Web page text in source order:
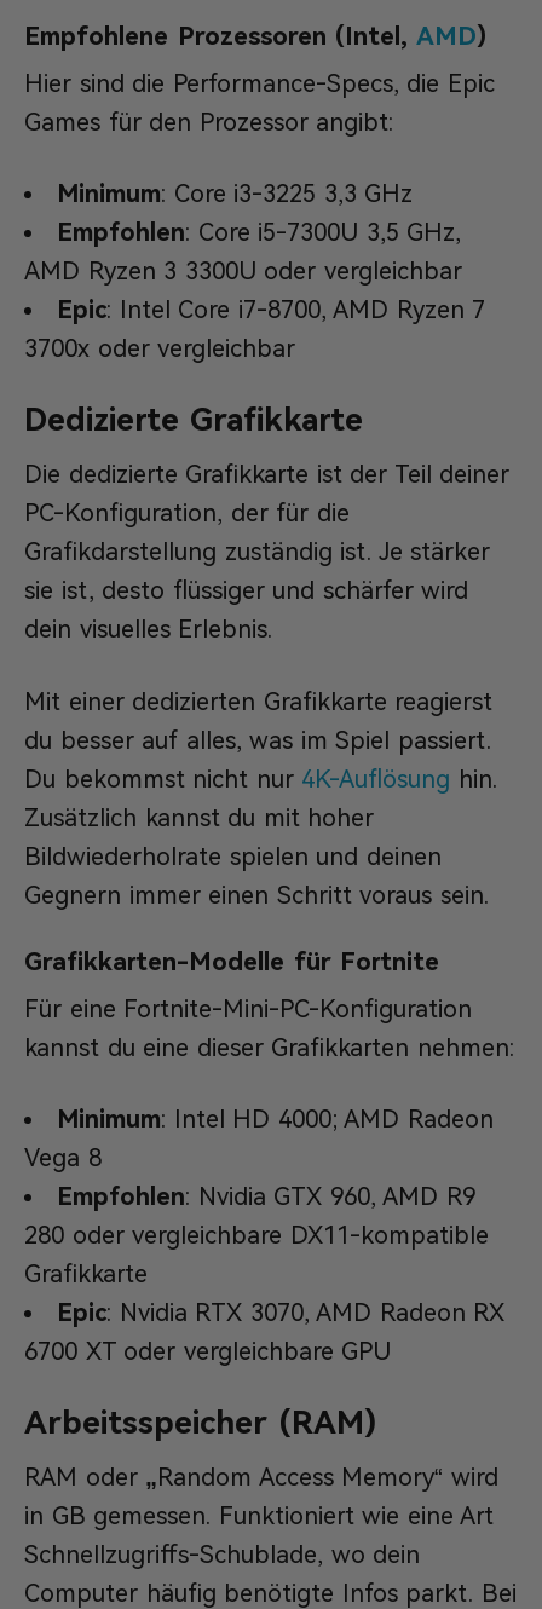
Empfohlene Prozessoren (Intel, AMD)
Hier sind die Performance-Specs, die Epic
Games für den Prozessor angibt:
Minimum: Core i3-3225 3,3 GHz
Empfohlen: Core i5-7300U 3,5 GHz,
AMD Ryzen 3 3300U oder vergleichbar
Epic: Intel Core i7-8700, AMD Ryzen 7
3700x oder vergleichbar
Dedizierte Grafikkarte
Die dedizierte Grafikkarte ist der Teil deiner
PC-Konfiguration, der für die
Grafikdarstellung zuständig ist. Je stärker
sie ist, desto flüssiger und schärfer wird
dein visuelles Erlebnis.
Mit einer dedizierten Grafikkarte reagierst
du besser auf alles, was im Spiel passiert.
Du bekommst nicht nur 4K-Auflösung hin.
Zusätzlich kannst du mit hoher
Bildwiederholrate spielen und deinen
Gegnern immer einen Schritt voraus sein.
Grafikkarten-Modelle für Fortnite
Für eine Fortnite-Mini-PC-Konfiguration
kannst du eine dieser Grafikkarten nehmen:
Minimum: Intel HD 4000; AMD Radeon
Vega 8
Empfohlen: Nvidia GTX 960, AMD R9
280 oder vergleichbare DX11-kompatible
Grafikkarte
Epic: Nvidia RTX 3070, AMD Radeon RX
6700 XT oder vergleichbare GPU
Arbeitsspeicher (RAM)
RAM oder „Random Access Memory“ wird
in GB gemessen. Funktioniert wie eine Art
Schnellzugriffs-Schublade, wo dein
Computer häufig benötigte Infos parkt. Bei